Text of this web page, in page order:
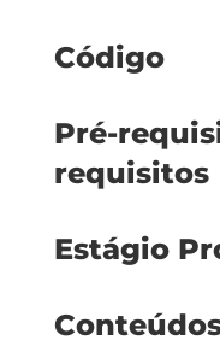
Código
Pré-
requisitos
Estágio